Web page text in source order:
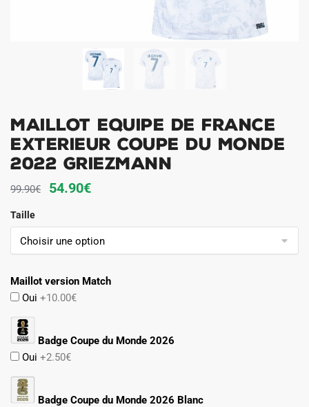
MAILLOT EQUIPE DE FRANCE
EXTERIEUR COUPE DU MONDE
2022 GRIEZMANN
99.90€
Le
initial
était :
54.90€Le
actuel
est :
Taille
Maillot version Match
Oui +10.00€
Badge Coupe du Monde 2026
Oui +2.50€
Badge Coupe du Monde 2026 Blanc